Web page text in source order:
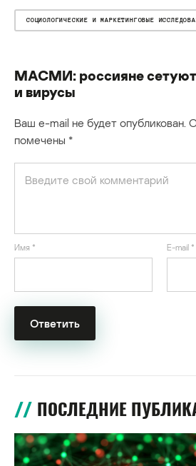
СОЦИОЛОГИЧЕСКИЕ И МАРКЕТИНГОВЫЕ
МАСМИ: россияне сетуют
и вирусы
Ваш e-mail не будет опубликован.
помечены *
Имя * E-mail *
ПОСЛЕДНИЕ